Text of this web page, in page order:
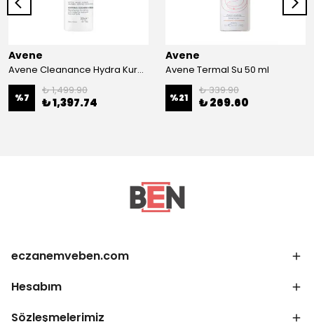
Avene
Avene Cleanance Hydra Kurumuş Ciltlere Özel Temizleme Kremi 200 ml
%7
₺ 1,499.90
₺ 1,397.74
Avene
Avene Termal Su 50 ml
%21
₺ 339.90
₺ 269.60
eczanemveben.com
Hesabım
Sözleşmelerimiz